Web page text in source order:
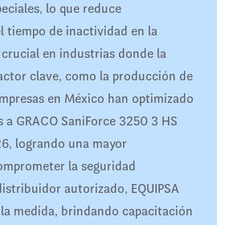
lo que reduce
tiempo de inactividad en la
en industrias donde la
clave, como la producción de
en México han optimizado
GRACO SaniForce 3250 3 HS
logrando una mayor
la seguridad
autorizado, EQUIPSA
medida, brindando capacitación